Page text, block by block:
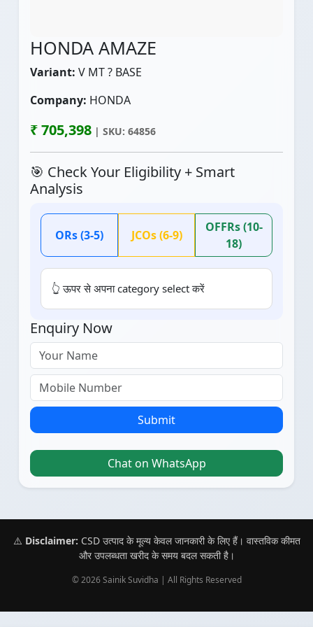
HONDA AMAZE
Variant: V MT ? BASE
Company: HONDA
₹ 705,398 | SKU: 64856
🎯 Check Your Eligibility + Smart
Analysis
ORs (3-5) JCOs (6-9)
OFFRs (10-
18)
👆 ऊपर से अपना category select करें
Enquiry Now
Submit
Chat on WhatsApp
⚠️ Disclaimer: CSD उत्पाद के मूल्य केवल जानकारी के लिए हैं। वास्तविक कीमत
और उपलब्धता खरीद के समय बदल सकती है।
© 2026 Sainik Suvidha | All Rights Reserved